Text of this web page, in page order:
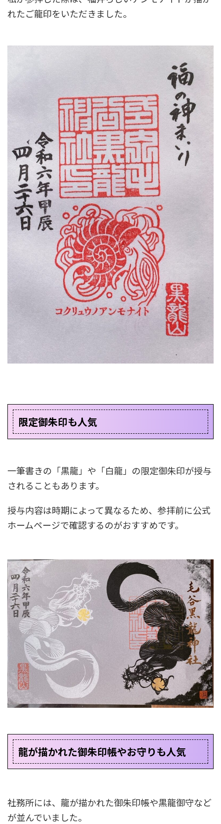
れたご龍印をいただきました。
限定御朱印も人気
一筆書きの「黒龍」や「白龍」の限定御朱印が授与
されることもあります。
授与内容は時期によって異なるため、参拝前に公式
ホームページで確認するのがおすすめです。
龍が描かれた御朱印帳やお守りも人気
社務所には、龍が描かれた御朱印帳や黒龍御守など
が並んでいました。